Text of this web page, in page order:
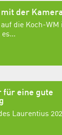
der
die Koch-WM
für eine gute
Laurentius